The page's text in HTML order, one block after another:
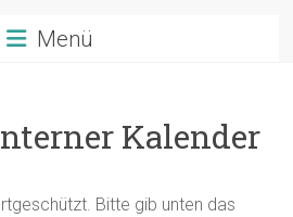
Menü
Kalender
Bitte gib unten das